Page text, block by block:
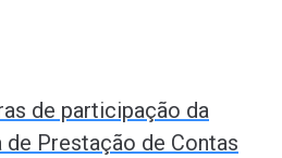
de participação da
Prestação de Contas